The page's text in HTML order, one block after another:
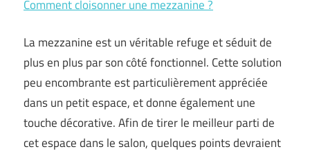
Comment cloisonner une mezzanine ?
La mezzanine est un véritable refuge et séduit de
plus en plus par son côté fonctionnel. Cette solution
peu encombrante est particulièrement appréciée
dans un petit espace, et donne également une
touche décorative. Afin de tirer le meilleur parti de
cet espace dans le salon, quelques points devraient